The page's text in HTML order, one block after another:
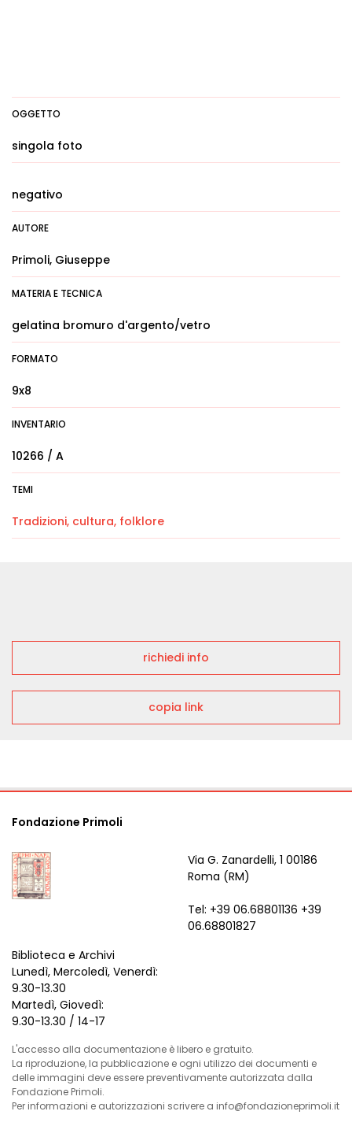
OGGETTO
singola foto
negativo
AUTORE
Primoli, Giuseppe
MATERIA E TECNICA
gelatina bromuro d'argento/vetro
FORMATO
9x8
INVENTARIO
10266 / A
TEMI
Tradizioni, cultura, folklore
richiedi info
copia link
Fondazione Primoli
Via G. Zanardelli, 1 00186
Roma (RM)
Tel: +39 06.68801136 +39
06.68801827
Biblioteca e Archivi
Lunedì, Mercoledì, Venerdì:
9.30-13.30
Martedì, Giovedì:
9.30-13.30 / 14-17
L'accesso alla documentazione è libero e gratuito.
La riproduzione, la pubblicazione e ogni utilizzo dei documenti e
delle immagini deve essere preventivamente autorizzata dalla
Fondazione Primoli.
Per informazioni e autorizzazioni scrivere a info@fondazioneprimoli.it